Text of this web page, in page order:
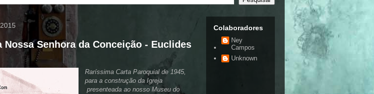
Senhora da Conceição - Euclides
Raríssima Carta Paroquial de 1945,
para a construção da Igreja
presenteada ao nosso Museu do
Colaboradores
Ney
Campos
Unknown